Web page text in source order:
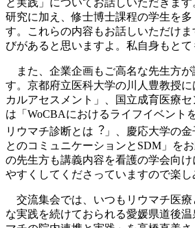
研究に加え、修士博士課程の学生を多
す。これらの内容もお話しいただけ
びがあると思いますよ。私自身もとて
また、企業企画もご高名な先生方が
す。京都府立医科大学の川人豊教授
カルアセスメント」、国立成育医療
は「 WoCBAにおけるライフイベント
リウマチ診断とは︖」、慶応大学の
とのコミュニケーションと SDM 」を
の先生方も講義内容を看護の学会向
やすくしてくださっていますので楽し
交流集会では、いつもリウマチ医療
な実践を続けておられる愛媛県道後